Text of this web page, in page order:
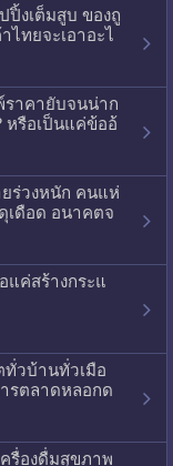
ปิ้งเต็มสูบ ของถู
ทยจะเอาอะไ
าคายับจนน่าก
หรือเป็นแค่ข้ออ้
ร่วงหนัก คนแห่
เดือด อนาคตจ
แค่สร้างกระแ
วบ้านทั่วเมือ
รตลาดหลอกด
รื่องดื่มสุขภาพ